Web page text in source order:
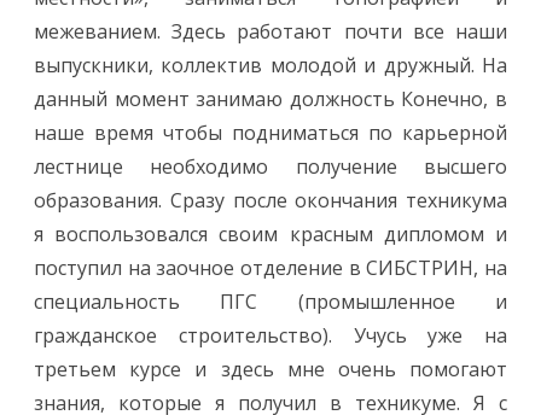
межеванием. Здесь работают почти все наши
выпускники, коллектив молодой и дружный. На
данный момент занимаю должность Конечно, в
наше время чтобы подниматься по карьерной
лестнице необходимо получение высшего
образования. Сразу после окончания техникума
я воспользовался своим красным дипломом и
поступил на заочное отделение в СИБСТРИН, на
специальность ПГС (промышленное и
гражданское строительство). Учусь уже на
третьем курсе и здесь мне очень помогают
знания, которые я получил в техникуме. Я с